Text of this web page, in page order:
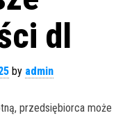
dl
by admin
przedsiębiorca może